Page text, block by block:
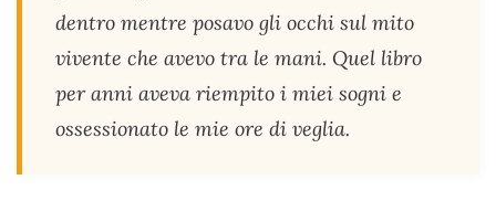
dentro mentre posavo gli occhi sul mito
vivente che avevo tra le mani. Quel libro
per anni aveva riempito i miei sogni e
ossessionato le mie ore di veglia.